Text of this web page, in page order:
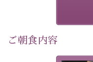
徹底した衛生管理を行
ご朝食内容